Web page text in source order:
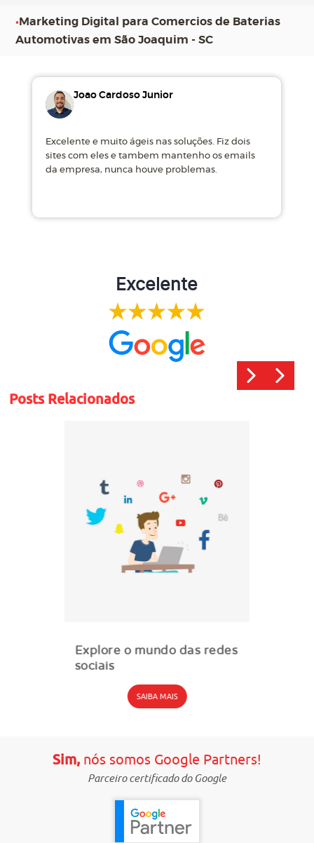
•Marketing Digital para Comercios de Baterias
Automotivas em São Joaquim - SC
Joao Cardoso Junior
Excelente e muito ágeis nas soluções. Fiz dois
sites com eles e tambem mantenho os emails
da empresa, nunca houve problemas.
Excelente
Posts Relacionados
Explore o mundo das redes
sociais
SAIBA MAIS
Sim,nós somos Google Partners!
Parceiro certificado do Google